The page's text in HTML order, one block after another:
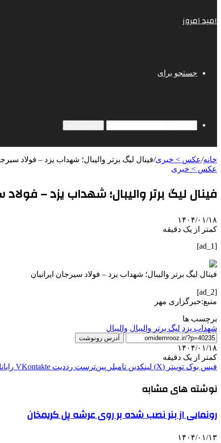
امید امروز
جستجو برای
خانه/عکس > خبری/فینال لیگ برتر والیبال؛ شهداب یزد – فولاد
عکس > خبری
فینال لیگ برتر والیبال؛ شهداب یزد – فولاد
۱۴۰۴/۰۱/۱۸
کمتر از یک دقیقه
[ad_1]
فینال لیگ برتر والیبال؛ شهداب یزد – فولاد سیرجان ایرانیان
[ad_2]
منبع:خبرگزاری مهر
برچسب ها
شهداب یزد لیگ برتر والیبال والیبال
آدرس رونوشت
۱۴۰۴/۰۱/۱۸
کمتر از یک دقیقه
فیس بوک توییتر (X) لینکدین ‫تامبلر ‫پین‌ترست ‫رددیت ‫VKontakte
نوشته های مشابه
رونمایی از بنر نصب شده بر روی عرشه پل کریمخان
۱۴۰۴/۰۱/۱۳